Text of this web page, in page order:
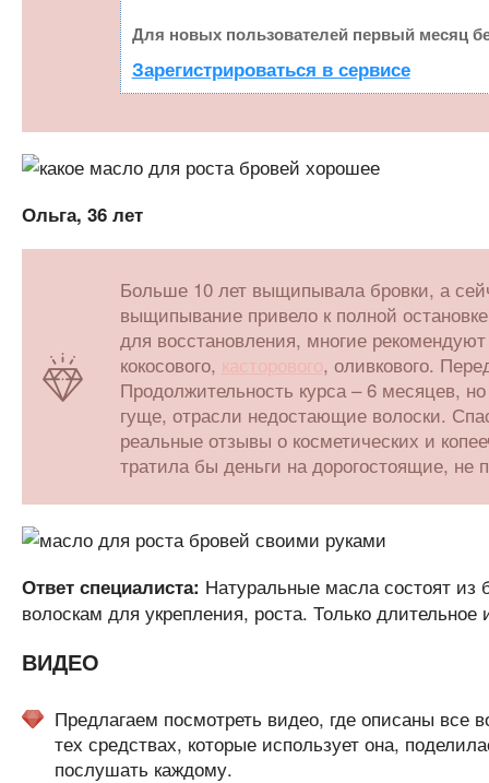
Для новых пользователей первый месяц
Зарегистрироваться в сервисе
Ольга, 36 лет
Больше 10 лет выщипывала бровки, а
выщипывание привело к полной
для восстановления, многие
кокосового, касторового, оливкового.
Продолжительность курса – 6 месяцев,
гуще, отрасли недостающие волоски.
реальные отзывы о косметических и
тратила бы деньги на дорогостоящие, не
Ответ специалиста: Натуральные масла состоят из
волоскам для укрепления, роста. Только
ВИДЕО
Предлагаем посмотреть видео, где описаны все
тех средствах, которые использует она,
послушать каждому.